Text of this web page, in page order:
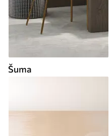
Šuma